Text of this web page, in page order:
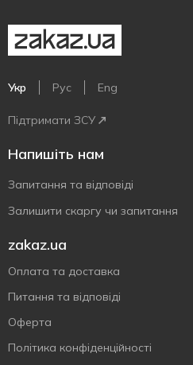
Укр Рус Eng
Підтримати ЗСУ
Напишіть нам
Запитання та відповіді
Залишити скаргу чи запитання
zakaz.ua
Оплата та доставка
Питання та відповіді
Оферта
Політика конфіденційності